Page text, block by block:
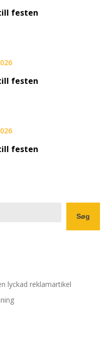
festen
festen
festen
Søg
lyckad reklamartikel